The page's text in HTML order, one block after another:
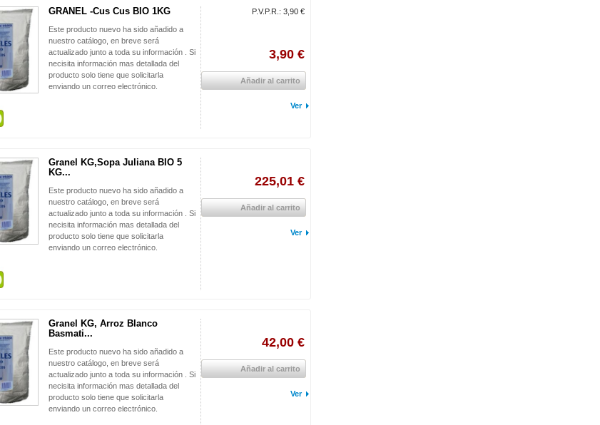
GRANEL -Cus Cus BIO 1KG
Este producto nuevo ha sido añadido a
nuestro catálogo, en breve será
actualizado junto a toda su información . Si
necisita información mas detallada del
producto solo tiene que solicitarla
enviando un correo electrónico.
P.V.P.R.: 3,90 €
3,90 €
Añadir al carrito
Ver
Granel KG,Sopa Juliana BIO 5
KG...
Este producto nuevo ha sido añadido a
nuestro catálogo, en breve será
actualizado junto a toda su información . Si
necisita información mas detallada del
producto solo tiene que solicitarla
enviando un correo electrónico.
225,01 €
Añadir al carrito
Ver
Granel KG, Arroz Blanco
Basmati...
Este producto nuevo ha sido añadido a
nuestro catálogo, en breve será
actualizado junto a toda su información . Si
necisita información mas detallada del
producto solo tiene que solicitarla
enviando un correo electrónico.
42,00 €
Añadir al carrito
Ver